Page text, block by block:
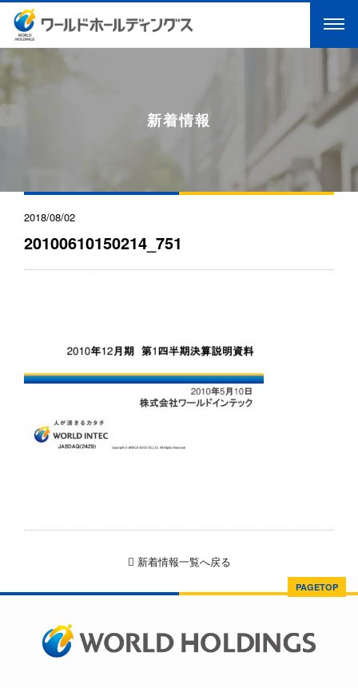
新着情報
2018/08/02
20100610150214_751
新着情報一覧へ戻る
PAGETOP